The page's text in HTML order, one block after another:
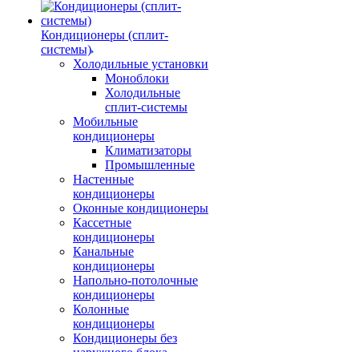
Кондиционеры (сплит-
системы)
Холодильные установки
Моноблоки
Холодильные
сплит-системы
Мобильные
кондиционеры
Климатизаторы
Промышленные
Настенные
кондиционеры
Оконные кондиционеры
Кассетные
кондиционеры
Канальные
кондиционеры
Напольно-потолочные
кондиционеры
Колонные
кондиционеры
Кондиционеры без